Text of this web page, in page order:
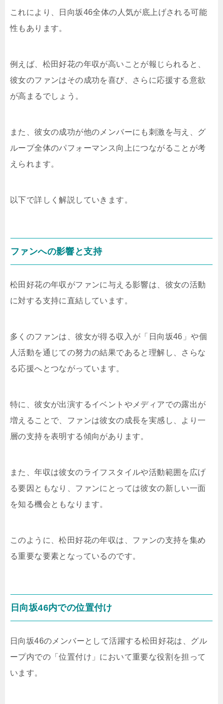
これにより、日向坂46全体の人気が底上げされる可能
性もあります。
例えば、松田好花の年収が高いことが報じられると、
彼女のファンはその成功を喜び、さらに応援する意欲
が高まるでしょう。
また、彼女の成功が他のメンバーにも刺激を与え、グ
ループ全体のパフォーマンス向上につながることが考
えられます。
以下で詳しく解説していきます。
ファンへの影響と支持
松田好花の年収がファンに与える影響は、彼女の活動
に対する支持に直結しています。
多くのファンは、彼女が得る収入が「日向坂46」や個
人活動を通じての努力の結果であると理解し、さらな
る応援へとつながっています。
特に、彼女が出演するイベントやメディアでの露出が
増えることで、ファンは彼女の成長を実感し、より一
層の支持を表明する傾向があります。
また、年収は彼女のライフスタイルや活動範囲を広げ
る要因ともなり、ファンにとっては彼女の新しい一面
を知る機会ともなります。
このように、松田好花の年収は、ファンの支持を集め
る重要な要素となっているのです。
日向坂46内での位置付け
日向坂46のメンバーとして活躍する松田好花は、グル
ープ内での「位置付け」において重要な役割を担って
います。